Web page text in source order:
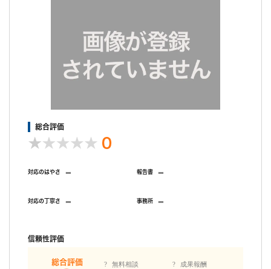
しいと言われました。(探偵期間終了から1ヶ月以上先になると。)
私がムッとしたところ、数日後に再度連絡すると。
数日後、再び連絡があり、当初私が希望していた日に私へ報告す
る事が出来ると。
総合評価
0
対応のはやさ - 報告書 -
対応の丁寧さ - 事務所 -
信頼性評価
総合評価
無料相談
成果報酬